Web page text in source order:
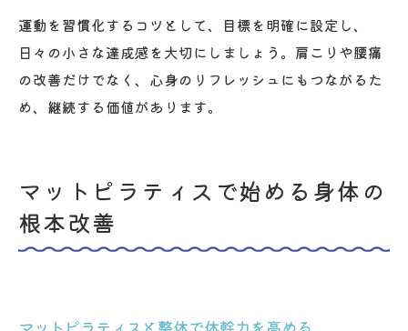
運動を習慣化するコツとして、目標を明確に設定し、
日々の小さな達成感を大切にしましょう。肩こりや腰痛
の改善だけでなく、心身のリフレッシュにもつながるた
め、継続する価値があります。
マットピラティスで始める身体の
根本改善